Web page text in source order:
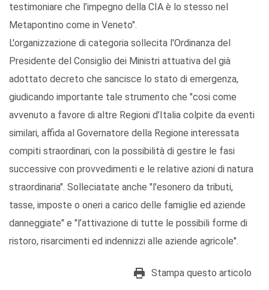
testimoniare che l’impegno della CIA è lo stesso nel
Metapontino come in Veneto".
L'organizzazione di categoria sollecita l'Ordinanza del
Presidente del Consiglio dei Ministri attuativa del già
adottato decreto che sancisce lo stato di emergenza,
giudicando importante tale strumento che "cosi come
avvenuto a favore di altre Regioni d’Italia colpite da eventi
similari, affida al Governatore della Regione interessata
compiti straordinari, con la possibilità di gestire le fasi
successive con provvedimenti e le relative azioni di natura
straordinaria". Solleciatate anche "l'esonero da tributi,
tasse, imposte o oneri a carico delle famiglie ed aziende
danneggiate" e "l’attivazione di tutte le possibili forme di
ristoro, risarcimenti ed indennizzi alle aziende agricole".
Stampa questo articolo